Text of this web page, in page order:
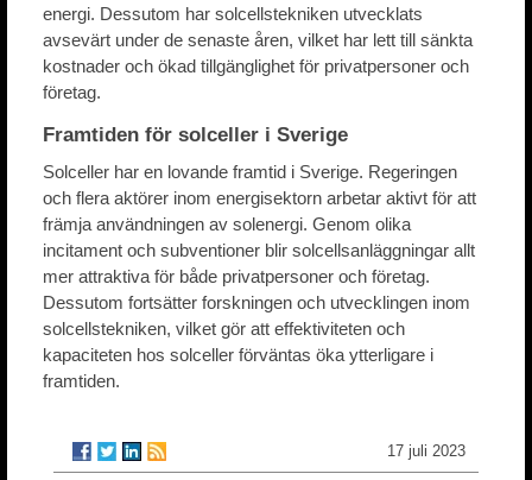
energi. Dessutom har solcellstekniken utvecklats
avsevärt under de senaste åren, vilket har lett till sänkta
kostnader och ökad tillgänglighet för privatpersoner och
företag.
Framtiden för solceller i Sverige
Solceller har en lovande framtid i Sverige. Regeringen
och flera aktörer inom energisektorn arbetar aktivt för att
främja användningen av solenergi. Genom olika
incitament och subventioner blir solcellsanläggningar allt
mer attraktiva för både privatpersoner och företag.
Dessutom fortsätter forskningen och utvecklingen inom
solcellstekniken, vilket gör att effektiviteten och
kapaciteten hos solceller förväntas öka ytterligare i
framtiden.
17 juli 2023